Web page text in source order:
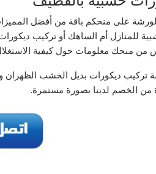
على منحكم باقة من أفضل
للمنازل أم الساهك أو تركيب
منحك معلومات حول كيفية
تركيب ديكورات بديل الخشب الظهران
من الخصم لدينا بصورة مستمرة.